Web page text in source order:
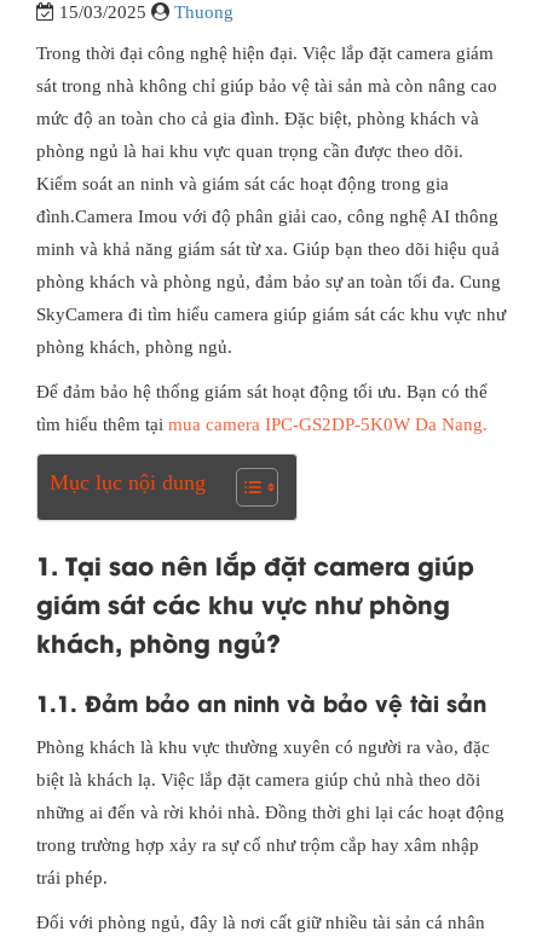
15/03/2025 Thuong
Trong thời đại công nghệ hiện đại. Việc lắp đặt camera giám
sát trong nhà không chỉ giúp bảo vệ tài sản mà còn nâng cao
mức độ an toàn cho cả gia đình. Đặc biệt, phòng khách và
phòng ngủ là hai khu vực quan trọng cần được theo dõi.
Kiểm soát an ninh và giám sát các hoạt động trong gia
đình.Camera Imou với độ phân giải cao, công nghệ AI thông
minh và khả năng giám sát từ xa. Giúp bạn theo dõi hiệu quả
phòng khách và phòng ngủ, đảm bảo sự an toàn tối đa. Cung
SkyCamera đi tìm hiểu camera giúp giám sát các khu vực như
phòng khách, phòng ngủ.
Để đảm bảo hệ thống giám sát hoạt động tối ưu. Bạn có thể
tìm hiểu thêm tại mua camera IPC-GS2DP-5K0W Da Nang.
Mục lục nội dung
1. Tại sao nên lắp đặt camera giúp
giám sát các khu vực như phòng
khách, phòng ngủ?
1.1. Đảm bảo an ninh và bảo vệ tài sản
Phòng khách là khu vực thường xuyên có người ra vào, đặc
biệt là khách lạ. Việc lắp đặt camera giúp chủ nhà theo dõi
những ai đến và rời khỏi nhà. Đồng thời ghi lại các hoạt động
trong trường hợp xảy ra sự cố như trộm cắp hay xâm nhập
trái phép.
Đối với phòng ngủ, đây là nơi cất giữ nhiều tài sản cá nhân